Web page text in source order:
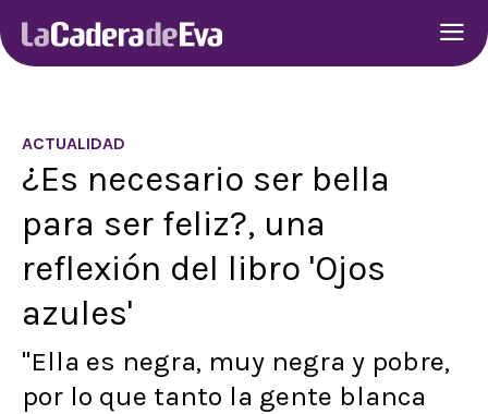
ACTUALIDAD
¿Es necesario ser bella
para ser feliz?, una
reflexión del libro 'Ojos
azules'
"Ella es negra, muy negra y pobre,
por lo que tanto la gente blanca